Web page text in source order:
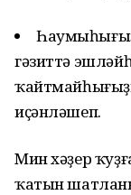
гәзиттә
иҫәнләшеп.
Мин хәҙер
ҡатын